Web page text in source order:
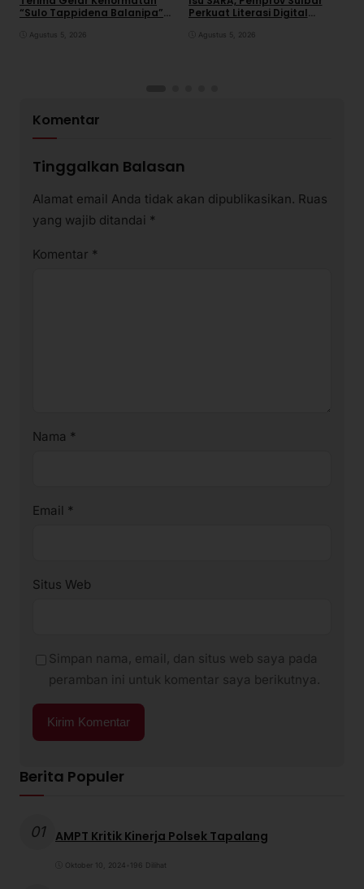
“Sulo Tappidena Balanipa”
Balanipa
Agustus 5, 2026
Perkuat Literasi Digital
Agustus 5, 2026
Komentar
Tinggalkan Balasan
Alamat email Anda tidak akan dipublikasikan. Ruas
yang wajib ditandai *
Komentar *
Nama *
Email *
Situs Web
Simpan nama, email, dan situs web saya pada
peramban ini untuk komentar saya berikutnya.
Berita Populer
01 AMPT Kritik Kinerja Polsek Tapalang
Oktober 10, 2024 196 Dilihat